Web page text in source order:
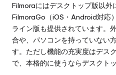
Filmoraにはデスクトップ版以外
FilmoraGo（iOS・Android対応
ライン版も提供されています。
合や、パソコンを持っていない
す。ただし機能の充実度はデス
で、本格的に使うならデスクト